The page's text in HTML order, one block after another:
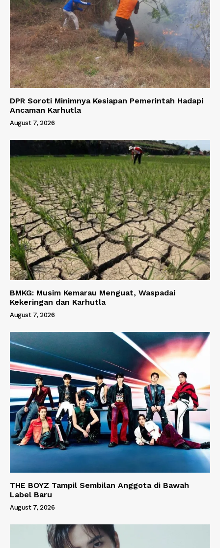
DPR Soroti Minimnya Kesiapan Pemerintah Hadapi
Ancaman Karhutla
August 7, 2026
BMKG: Musim Kemarau Menguat, Waspadai
Kekeringan dan Karhutla
August 7, 2026
THE BOYZ Tampil Sembilan Anggota di Bawah
Label Baru
August 7, 2026